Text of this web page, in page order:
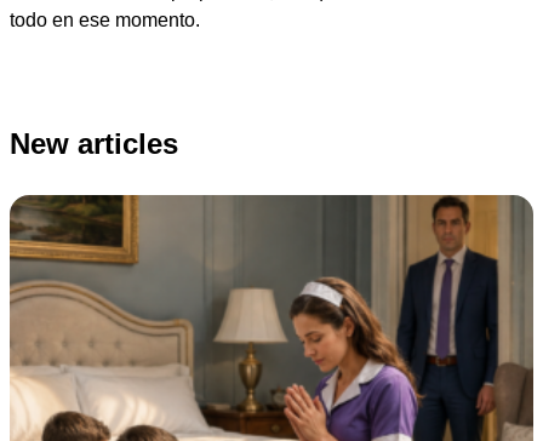
todo en ese momento.
New articles